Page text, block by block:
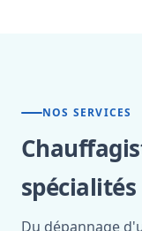
NOS SERVICES
spécialités
Du dépannage